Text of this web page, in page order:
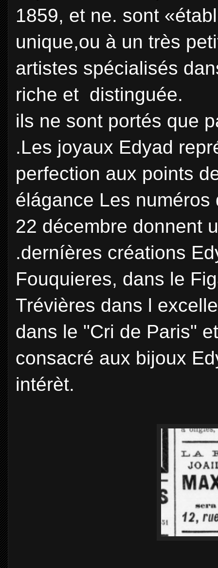
1859, et ne. sont
unique,ou à un très
artistes spécialisés
riche et distinguée.
ils ne sont portés que
.Les joyaux Edyad
perfection aux points
élágance Les
22 décembre donnent
.derníères créations
Fouquieres, dans le
Trévières dans l
dans le "Cri de Paris"
consacré aux bijoux
intérèt.